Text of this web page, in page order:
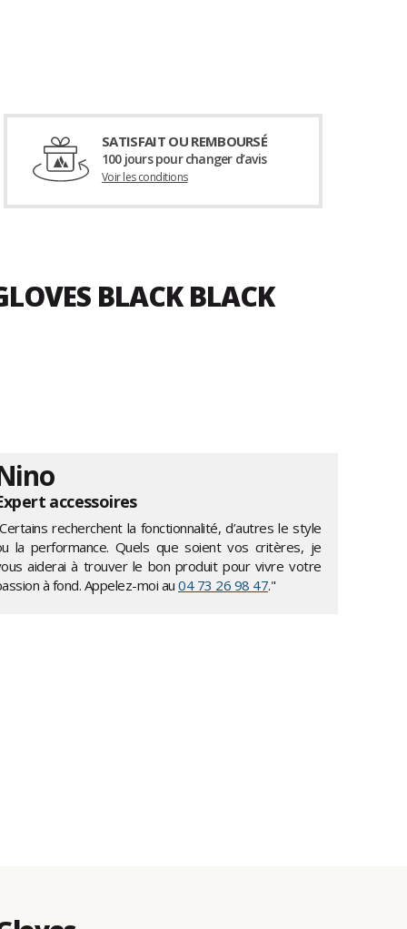
SATISFAIT OU REMBOURSÉ
100 jours pour changer d’avis
Voir les conditions
BLACK BLACK
accessoires
recherchent la fonctionnalité, d’autres le style
la performance. Quels que soient vos critères, je
aiderai à trouver le bon produit pour vivre votre
à fond. Appelez-moi au04 73 26 98 47."